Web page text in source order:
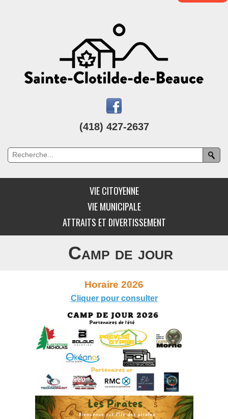
(418) 427-2637
VIE CITOYENNE
VIE MUNICIPALE
ATTRAITS ET DIVERTISSEMENT
Camp de jour
Horaire 2026
Cliquer pour consulter